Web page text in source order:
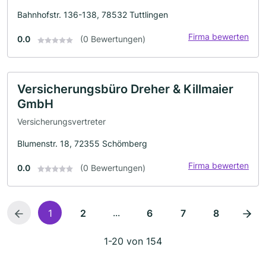
Bahnhofstr. 136-138, 78532 Tuttlingen
0.0 (0 Bewertungen) Firma bewerten
Versicherungsbüro Dreher & Killmaier
GmbH
Versicherungsvertreter
Blumenstr. 18, 72355 Schömberg
0.0 (0 Bewertungen) Firma bewerten
1 2 ... 6 7 8
1-20 von 154